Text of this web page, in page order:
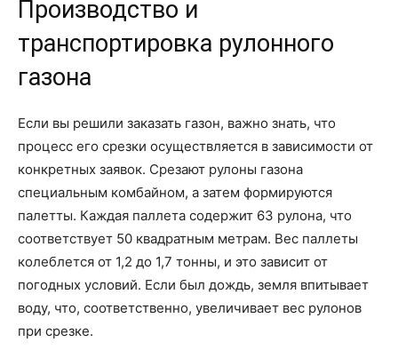
Производство и
транспортировка рулонного
газона
Если вы решили заказать газон, важно знать, что
процесс его срезки осуществляется в зависимости от
конкретных заявок. Срезают рулоны газона
специальным комбайном, а затем формируются
палетты. Каждая паллета содержит 63 рулона, что
соответствует 50 квадратным метрам. Вес паллеты
колеблется от 1,2 до 1,7 тонны, и это зависит от
погодных условий. Если был дождь, земля впитывает
воду, что, соответственно, увеличивает вес рулонов
при срезке.